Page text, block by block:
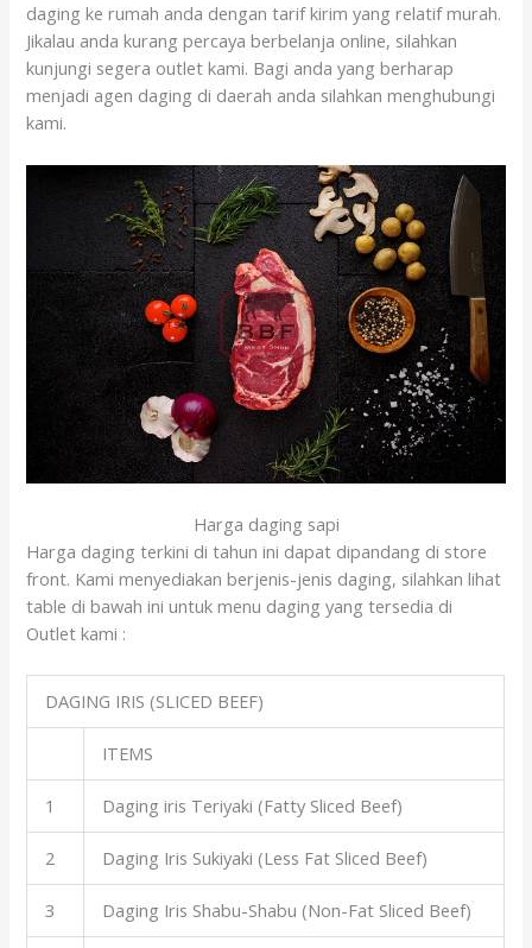
daging ke rumah anda dengan tarif kirim yang relatif murah.
Jikalau anda kurang percaya berbelanja online, silahkan
kunjungi segera outlet kami. Bagi anda yang berharap
menjadi agen daging di daerah anda silahkan menghubungi
kami.
Harga daging sapi
Harga daging terkini di tahun ini dapat dipandang di store
front. Kami menyediakan berjenis-jenis daging, silahkan lihat
table di bawah ini untuk menu daging yang tersedia di
Outlet kami :
DAGING IRIS (SLICED BEEF)
ITEMS
1 Daging iris Teriyaki (Fatty Sliced Beef)
2 Daging Iris Sukiyaki (Less Fat Sliced Beef)
3 Daging Iris Shabu-Shabu (Non-Fat Sliced Beef)